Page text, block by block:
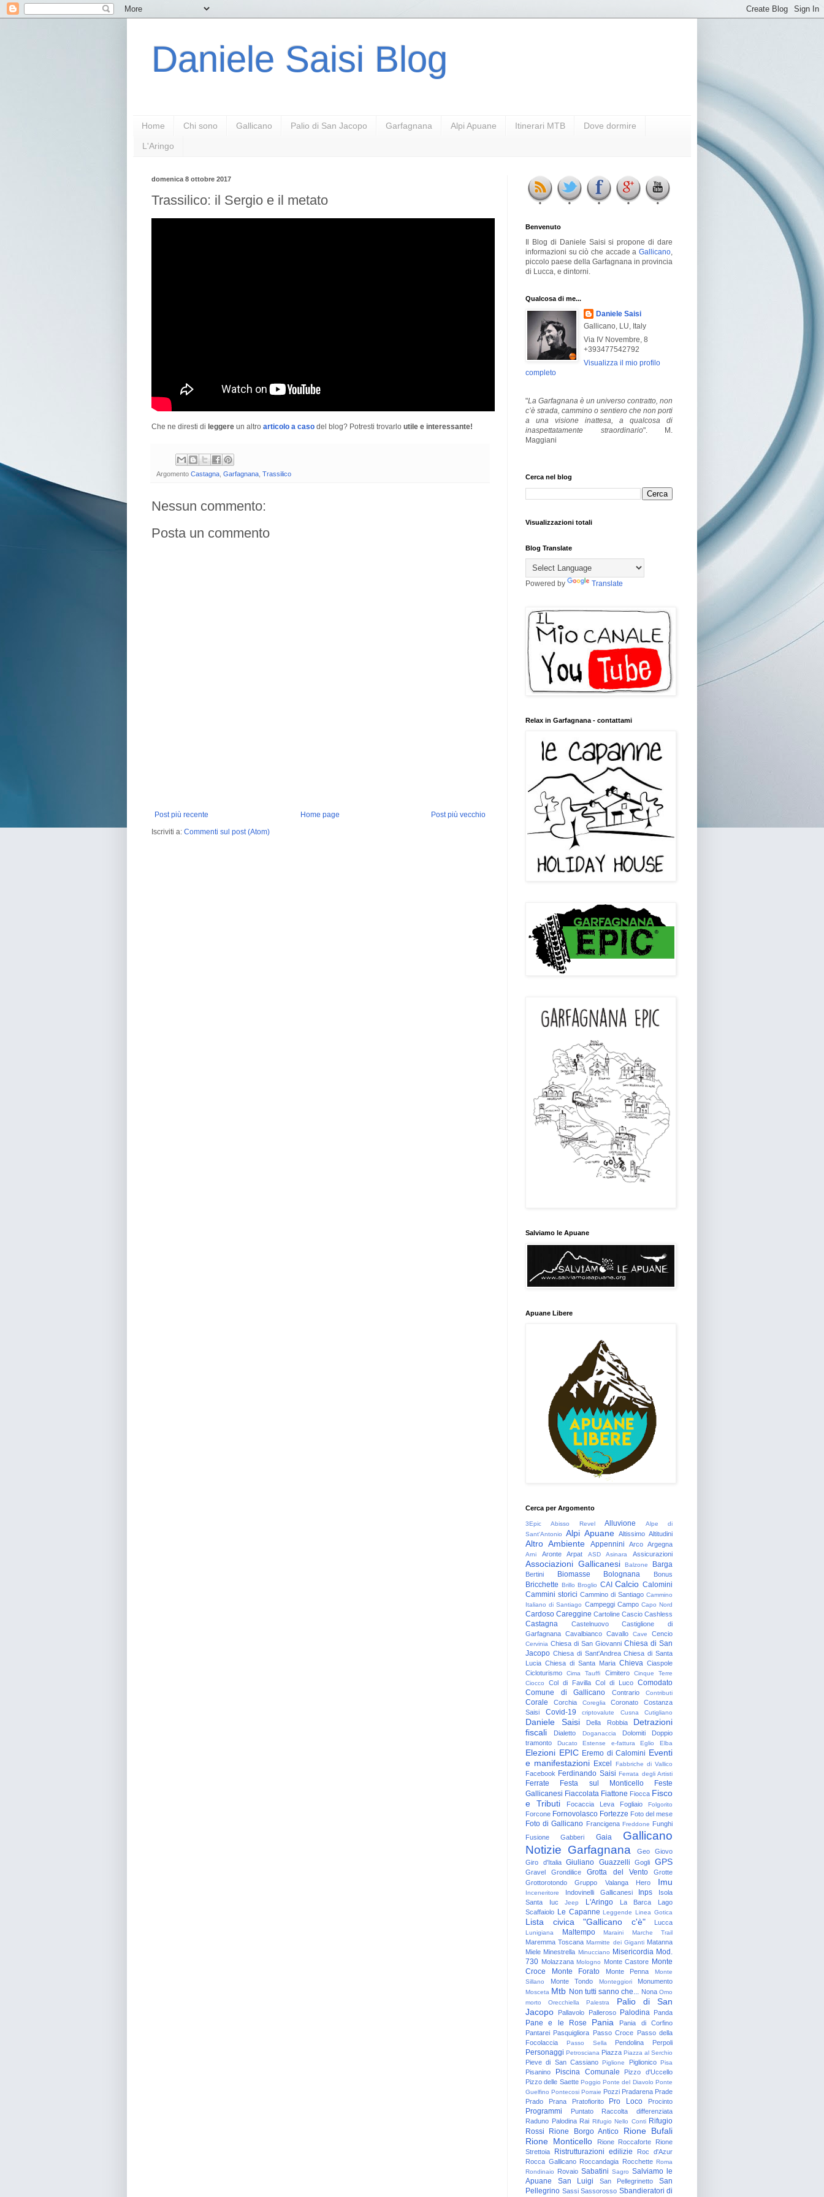
Daniele Saisi Blog
Home Chi sono Gallicano Palio di San Jacopo Garfagnana Alpi Apuane Itinerari MTB Dove dormire
L'Aringo
domenica 8 ottobre 2017
Trassilico: il Sergio e il metato
Che ne diresti di leggere un altro articolo a caso del blog? Potresti trovarlo utile e interessante!
Argomento Castagna Garfagnana Trassilico
Nessun commento:
Posta un commento
Post più recente Post più vecchio
Home page
Iscriviti a: Commenti sul post (Atom)
Benvenuto
Il Blog di Daniele Saisi si propone di dare
informazioni su ciò che accade a Gallicano
piccolo paese della Garfagnana in provincia
di Lucca, e dintorni.
Qualcosa di me...
Daniele Saisi
Gallicano, LU, Italy
Via IV Novembre, 8
+393477542792
Visualizza il mio profilo
completo
"La Garfagnana è un universo contratto, non
c’è strada, cammino o sentiero che non porti
a una visione inattesa, a qualcosa di
inaspettatamente straordinario". M.
Maggiani
Cerca nel blog
Visualizzazioni totali
Blog Translate
Powered by Translate
Relax in Garfagnana - contattami
Salviamo le Apuane
Apuane Libere
Cerca per Argomento
3Epic Abisso Revel Alluvione
Alpe di
Sant'Antonio
Alpi Apuane Altissimo Altitudini
Altro Ambiente Appennini Arco Argegna
Arni Aronte Arpat ASD Asinara Assicurazioni
Associazioni Gallicanesi Balzone Barga
Bertini Biomasse Bolognana Bonus
Bricchette Brillo Broglio CAI Calcio Calomini
Cammini storici Cammino di Santiago Cammino
Italiano di Santiago Campeggi Campo Capo Nord
Cardoso Careggine Cartoline Cascio Cashless
Castagna Castelnuovo
Castiglione di
Garfagnana Cavalbianco Cavallo Cave Cencio
Cervinia Chiesa di San Giovanni Chiesa di San
Jacopo Chiesa di Sant'Andrea Chiesa di Santa
Lucia Chiesa di Santa Maria Chieva Ciaspole
Cicloturismo
Cima Tauffi Cimitero
Cinque Terre
Ciocco
Col di Favilla Col di Luco Comodato
Comune di Gallicano
Contrario Contributi
Corale Corchia Coreglia Coronato
Costanza
Saisi
Covid-19 criptovalute Cusna Cutigliano
Daniele Saisi Della Robbia
Detrazioni
fiscali
Dialetto Doganaccia Dolomiti
Doppio
tramonto
Ducato Estense e-fattura Eglio Elba
Elezioni EPIC Eremo di Calomini Eventi
e manifestazioni Excel Fabbriche di Vallico
Facebook Ferdinando Saisi Ferrata degli Artisti
Ferrate Festa sul Monticello
Feste
Gallicanesi Fiaccolata Fiattone Fiocca Fisco
e Tributi
Focaccia Leva Fogliaio Folgorito
Forcone Fornovolasco Fortezze Foto del mese
Foto di Gallicano Francigena Freddone Funghi
Fusione
Gabberi Gaia
Gallicano
Notizie Garfagnana Geo
Giovo
Giro d'Italia
Giuliano Guazzelli Gogli GPS
Gravel Grondilice Grotta del Vento
Grotte
Grottorotondo
Gruppo Valanga Hero Imu
Inceneritore Indovinelli Gallicanesi Inps
Isola
Santa
Iuc Jeep L'Aringo La Barca
Lago
Scaffaiolo Le Capanne Leggende Linea Gotica
Lista civica "Gallicano c'è" Lucca
Lunigiana Maltempo Maraini Marche Trail
Maremma Toscana Marmitte dei Giganti Matanna
Miele Minestrella Minucciano Misericordia Mod.
730 Molazzana Mologno Monte Castore Monte
Croce
Monte Forato Monte Penna
Monte
Sillano
Monte Tondo Monteggiori Monumento
Mosceta Mtb Non tutti sanno che... Nona Omo
morto
Orecchiella Palestra
Palio di San
Jacopo
Pallavolo Palleroso Palodina Panda
Pane e le Rose Pania
Pania di Corfino
Pantarei Pasquigliora Passo Croce Passo della
Focolaccia
Passo Sella Pendolina Perpoli
Personaggi Petrosciana Piazza Piazza al Serchio
Pieve di San Cassiano Piglione Piglionico Pisa
Pisanino Piscina Comunale
Pizzo d'Uccello
Pizzo delle Saette Poggio Ponte del Diavolo Ponte
Guelfino Pontecosi Porraie Pozzi Pradarena Prade
Prado
Prana Pratofiorito Pro Loco Procinto
Programmi Puntato
Raccolta differenziata
Raduno Palodina Rai Rifugio Nello Conti Rifugio
Rossi
Rione Borgo Antico
Rione Bufali
Rione Monticello
Rione Roccaforte
Rione
Strettoia
Ristrutturazioni edilizie
Roc d'Azur
Rocca Gallicano Roccandagia Rocchette Roma
Rondinaio
Rovaio Sabatini Sagro Salviamo le
Apuane
San Luigi San Pellegrinetto
San
Pellegrino Sassi Sassorosso Sbandieratori di